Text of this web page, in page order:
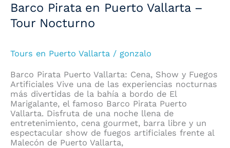
Barco Pirata en Puerto Vallarta –
Tour Nocturno
Tours en Puerto Vallarta / gonzalo
Barco Pirata Puerto Vallarta: Cena, Show y Fuegos
Artificiales Vive una de las experiencias nocturnas
más divertidas de la bahía a bordo de El
Marigalante, el famoso Barco Pirata Puerto
Vallarta. Disfruta de una noche llena de
entretenimiento, cena gourmet, barra libre y un
espectacular show de fuegos artificiales frente al
Malecón de Puerto Vallarta,
Puerto
Vallarta
–
Nocturno